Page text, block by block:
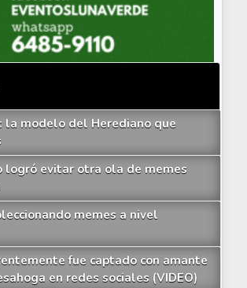
la modelo del Herediano que
logró evitar otra ola de memes
memes a nivel
fue captado con amante
en redes sociales (VIDEO)